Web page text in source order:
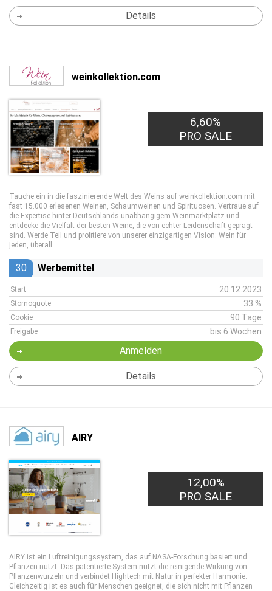
Details
weinkollektion.com
6,60%
PRO SALE
Tauche ein in die faszinierende Welt des Weins auf weinkollektion.com mit
fast 15.000 erlesenen Weinen, Schaumweinen und Spirituosen. Vertraue auf
die Expertise hinter Deutschlands unabhängigem Weinmarktplatz und
entdecke die Vielfalt der besten Weine, die von echter Leidenschaft geprägt
sind. Werde Teil und profitiere von unserer einzigartigen Vision: Wein für
jeden, überall.
30 Werbemittel
Start 20.12.2023
Stornoquote 33 %
Cookie 90 Tage
Freigabe bis 6 Wochen
Anmelden
Details
AIRY
12,00%
PRO SALE
AIRY ist ein Luftreinigungssystem, das auf NASA-Forschung basiert und
Pflanzen nutzt. Das patentierte System nutzt die reinigende Wirkung von
Pflanzenwurzeln und verbindet Hightech mit Natur in perfekter Harmonie.
Gleichzeitig ist es auch für Menschen geeignet, die sich nicht mit Pflanzen